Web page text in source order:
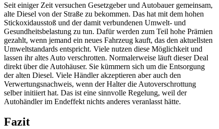
Seit einiger Zeit versuchen Gesetzgeber und Autobauer gemeinsam,
alte Diesel von der Straße zu bekommen. Das hat mit dem hohen
Stickoxidausstoß und der damit verbundenen Umwelt- und
Gesundheitsbelastung zu tun. Dafür werden zum Teil hohe Prämien
gezahlt, wenn jemand ein neues Fahrzeug kauft, das den aktuellsten
Umweltstandards entspricht. Viele nutzen diese Möglichkeit und
lassen ihr altes Auto verschrotten. Normalerweise läuft dieser Deal
direkt über die Autohäuser. Sie kümmern sich um die Entsorgung
der alten Diesel. Viele Händler akzeptieren aber auch den
Verwertungsnachweis, wenn der Halter die Autoverschrottung
selber initiiert hat. Das ist eine sinnvolle Regelung, weil der
Autohändler im Endeffekt nichts anderes veranlasst hätte.
Fazit